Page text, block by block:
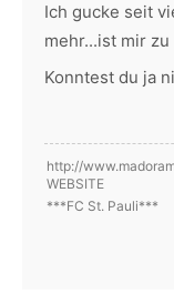
Ich gucke seit
mehr...ist mir zu
Konntest du ja
http://
WEBSITE
***FC St. Pauli***